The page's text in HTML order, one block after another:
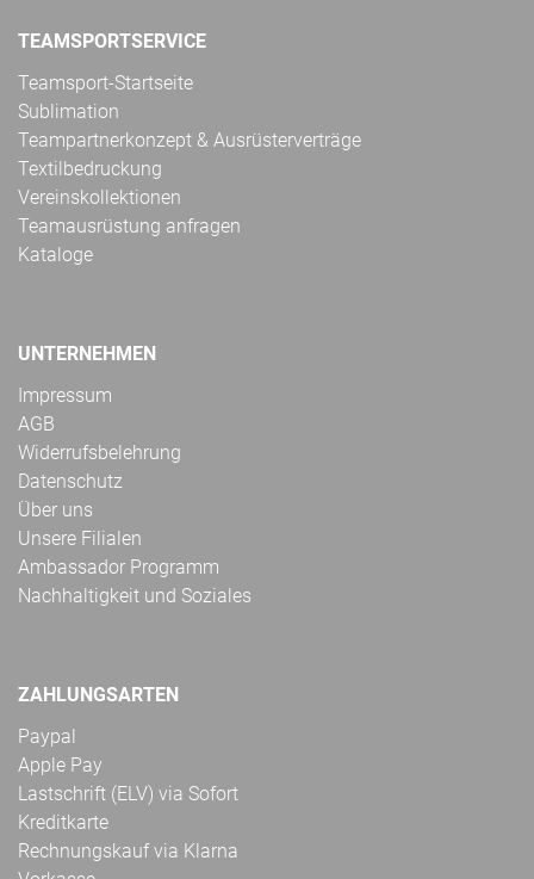
TEAMSPORTSERVICE
Teamsport-Startseite
Sublimation
Teampartnerkonzept & Ausrüsterverträge
Textilbedruckung
Vereinskollektionen
Teamausrüstung anfragen
Kataloge
UNTERNEHMEN
Impressum
AGB
Widerrufsbelehrung
Datenschutz
Über uns
Unsere Filialen
Ambassador Programm
Nachhaltigkeit und Soziales
ZAHLUNGSARTEN
Paypal
Apple Pay
Lastschrift (ELV) via Sofort
Kreditkarte
Rechnungskauf via Klarna